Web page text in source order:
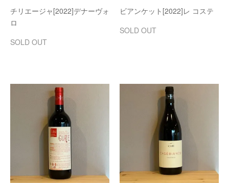
チリエージャ[2022]デナーヴォ
ロ
SOLD OUT
ビアンケット[2022]レ コステ
SOLD OUT